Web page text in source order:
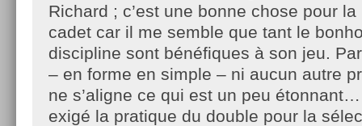
Richard ; c’est une bonne chose pour
cadet car il me semble que tant le
discipline sont bénéfiques à son jeu.
– en forme en simple – ni aucun autre
ne s’aligne ce qui est un peu
exigé la pratique du double pour la